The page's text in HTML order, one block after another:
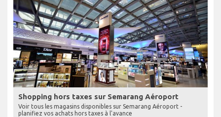
Shopping hors taxes sur Semarang Aéroport
Voir tous les magasins disponibles sur Semarang Aéroport -
planifiez vos achats hors taxes à l'avance